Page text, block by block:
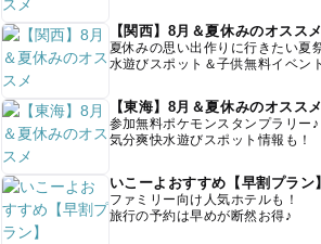
【関西】8月＆夏休みのオススメ
夏休みの思い出作りに行きたい夏
水遊びスポット＆子供無料イベン
【東海】8月＆夏休みのオススメ
参加無料ポケモンスタンプラリー♪
気分爽快水遊びスポット情報も！
いこーよおすすめ【早割プラン】
ファミリー向け人気ホテルも！
旅行の予約は早めが断然お得♪